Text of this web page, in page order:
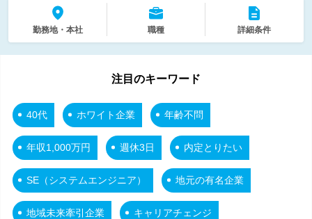
勤務地・本社 職種 詳細条件
注目のキーワード
40代 ホワイト企業 年齢不問
年収1,000万円 週休3日 内定とりたい
SE（システムエンジニア） 地元の有名企業
地域未来牽引企業 キャリアチェンジ